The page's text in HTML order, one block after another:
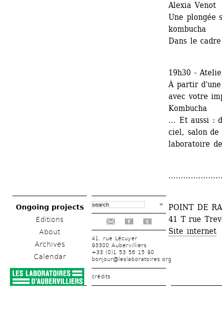
Ongoing projects
Editions
About
Archives
Calendar
f t
41, rue Lécuyer
93300 Aubervilliers
+33 (0)1 53 56 15 90
bonjour@leslaboratoires.org
crédits
Alexia Venot
Une plongée
kombucha
Dans le
19h30 -
À partir
avec votre
Kombucha
... Et aussi :
ciel, salon de
laboratoire
POINT DE
41 T rue
Site internet